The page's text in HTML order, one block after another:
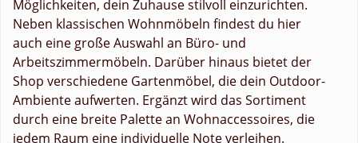
Möglichkeiten, dein Zuhause stilvoll einzurichten.
Neben klassischen Wohnmöbeln findest du hier
auch eine große Auswahl an Büro- und
Arbeitszimmermöbeln. Darüber hinaus bietet der
Shop verschiedene Gartenmöbel, die dein Outdoor-
Ambiente aufwerten. Ergänzt wird das Sortiment
durch eine breite Palette an Wohnaccessoires, die
jedem Raum eine individuelle Note verleihen.